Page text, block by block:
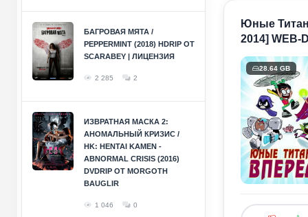
БАГРОВАЯ МЯТА /
PEPPERMINT (2018) HDRIP ОТ
SCARABEY | ЛИЦЕНЗИЯ
2 285 2
ИЗВРАТНАЯ МАСКА 2:
АНОМАЛЬНЫЙ КРИЗИС /
HK: HENTAI KAMEN -
ABNORMAL CRISIS (2016)
DVDRIP ОТ MORGOTH
BAUGLIR
1 046 0
Юные
2014] WEB-
28.64 GB